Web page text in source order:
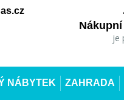
je
NÁBYTEK ZAHRADA